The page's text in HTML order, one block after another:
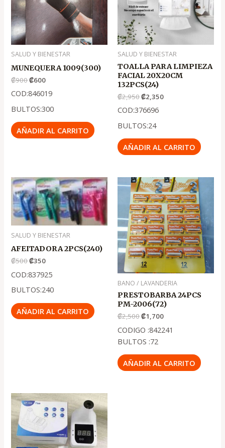
SALUD Y BIENESTAR
MUNEQUERA 1009(300)
₡900₡600
COD:846019
BULTOS:300
AÑADIR AL CARRITO
SALUD Y BIENESTAR
TOALLA PARA LIMPIEZA
FACIAL 20X20CM
132PCS(24)
₡2,950₡2,350
COD:376696
BULTOS:24
AÑADIR AL CARRITO
SALUD Y BIENESTAR
AFEITADORA 2PCS(240)
₡500
El
precio
original
era:
.
₡500
₡350
El
precio
actual
es:
.
₡350
COD:837925
BULTOS:240
AÑADIR AL CARRITO
BANO / LAVANDERIA
PRESTOBARBA 24PCS
PM-2006(72)
₡2,500
El
precio
original
era:
.
₡2,500
₡1,700
El
precio
actual
es:
.
₡1,700
CODIGO :842241
BULTOS :72
AÑADIR AL CARRITO